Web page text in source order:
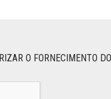
O FORNECIMENTO